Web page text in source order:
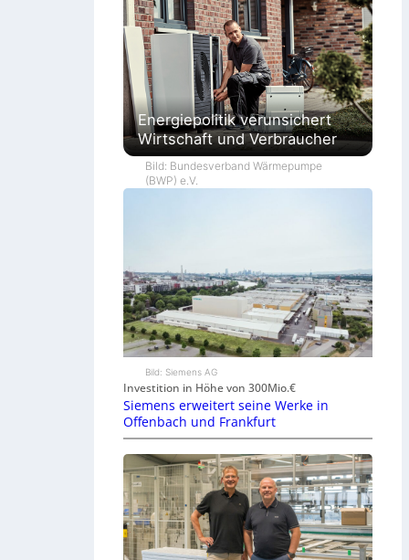
Energiepolitik verunsichert
Wirtschaft und Verbraucher
Bild: Bundesverband Wärmepumpe
(BWP) e.V.
Bild: Siemens AG
Investition in Höhe von 300Mio.€
Siemens erweitert seine Werke in
Offenbach und Frankfurt